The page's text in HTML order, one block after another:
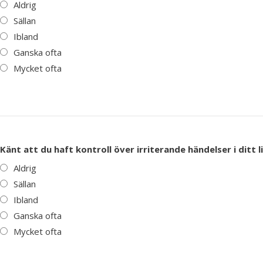
Aldrig
Sällan
Ibland
Ganska ofta
Mycket ofta
Känt att du haft kontroll över irriterande händelser i ditt
Aldrig
Sällan
Ibland
Ganska ofta
Mycket ofta